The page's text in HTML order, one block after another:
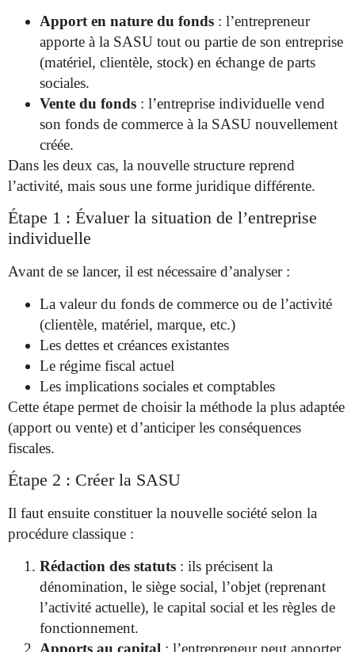
Apport en nature du fonds : l’entrepreneur
apporte à la SASU tout ou partie de son entreprise
(matériel, clientèle, stock) en échange de parts
sociales.
Vente du fonds : l’entreprise individuelle vend
son fonds de commerce à la SASU nouvellement
créée.
Dans les deux cas, la nouvelle structure reprend
l’activité, mais sous une forme juridique différente.
Étape 1 : Évaluer la situation de l’entreprise
individuelle
Avant de se lancer, il est nécessaire d’analyser :
La valeur du fonds de commerce ou de l’activité
(clientèle, matériel, marque, etc.)
Les dettes et créances existantes
Le régime fiscal actuel
Les implications sociales et comptables
Cette étape permet de choisir la méthode la plus adaptée
(apport ou vente) et d’anticiper les conséquences
fiscales.
Étape 2 : Créer la SASU
Il faut ensuite constituer la nouvelle société selon la
procédure classique :
Rédaction des statuts : ils précisent la
dénomination, le siège social, l’objet (reprenant
l’activité actuelle), le capital social et les règles de
fonctionnement.
Apports au capital : l’entrepreneur peut apporter